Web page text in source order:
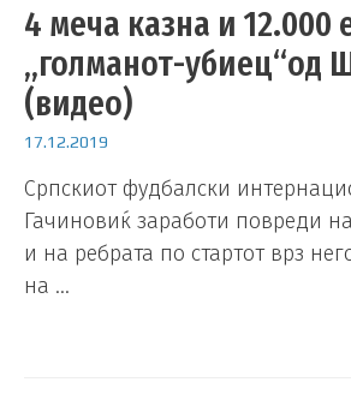
4 меча казна и 12.000
„голманот-убиец“од
(видео)
17.12.2019
Српскиот фудбалски
Гачиновиќ заработи повреди
и на ребрата по стартот врз
на …